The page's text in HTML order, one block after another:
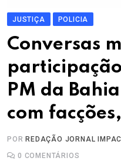
JUSTIÇA POLICIA
Conversas
PM da
com
POR REDAÇÃO JORNAL
0 COMENTÁRIOS